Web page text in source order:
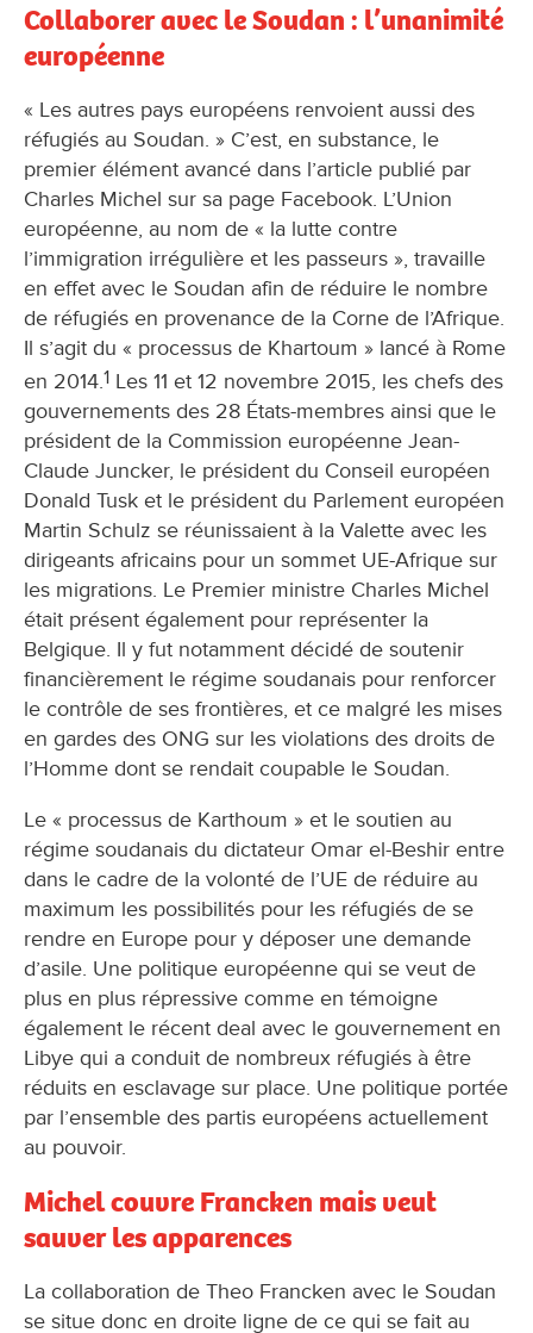
Collaborer avec le Soudan : l’unanimité
européenne
« Les autres pays européens renvoient aussi des
réfugiés au Soudan. » C’est, en substance, le
premier élément avancé dans l’article publié par
Charles Michel sur sa page Facebook. L’Union
européenne, au nom de « la lutte contre
l’immigration irrégulière et les passeurs », travaille
en effet avec le Soudan afin de réduire le nombre
de réfugiés en provenance de la Corne de l’Afrique.
Il s’agit du « processus de Khartoum » lancé à Rome
en 2014.1 Les 11 et 12 novembre 2015, les chefs des
gouvernements des 28 États-membres ainsi que le
président de la Commission européenne Jean-
Claude Juncker, le président du Conseil européen
Donald Tusk et le président du Parlement européen
Martin Schulz se réunissaient à la Valette avec les
dirigeants africains pour un sommet UE-Afrique sur
les migrations. Le Premier ministre Charles Michel
était présent également pour représenter la
Belgique. Il y fut notamment décidé de soutenir
financièrement le régime soudanais pour renforcer
le contrôle de ses frontières, et ce malgré les mises
en gardes des ONG sur les violations des droits de
l’Homme dont se rendait coupable le Soudan.
Le « processus de Karthoum » et le soutien au
régime soudanais du dictateur Omar el-Beshir entre
dans le cadre de la volonté de l’UE de réduire au
maximum les possibilités pour les réfugiés de se
rendre en Europe pour y déposer une demande
d’asile. Une politique européenne qui se veut de
plus en plus répressive comme en témoigne
également le récent deal avec le gouvernement en
Libye qui a conduit de nombreux réfugiés à être
réduits en esclavage sur place. Une politique portée
par l’ensemble des partis européens actuellement
au pouvoir.
Michel couvre Francken mais veut
sauver les apparences
La collaboration de Theo Francken avec le Soudan
se situe donc en droite ligne de ce qui se fait au